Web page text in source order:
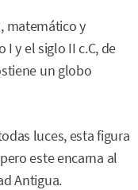
matemático y
y el siglo II c.C, de
un globo
luces, esta figura
este encarna al
Antigua.